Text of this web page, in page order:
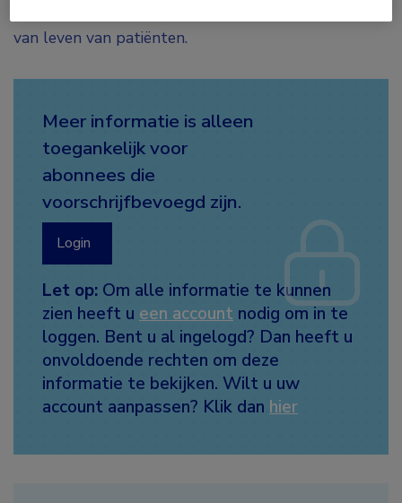
van leven van patiënten.
Meer informatie is alleen
toegankelijk voor
abonnees die
voorschrijfbevoegd zijn.
Login
Let op: Om alle informatie te kunnen
zien heeft u een account nodig om in te
loggen. Bent u al ingelogd? Dan heeft u
onvoldoende rechten om deze
informatie te bekijken. Wilt u uw
account aanpassen? Klik dan hier